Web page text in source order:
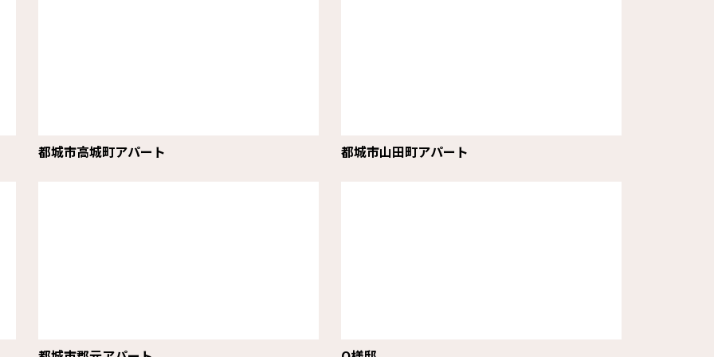
都城市高城町アパート 都城市山田町アパート